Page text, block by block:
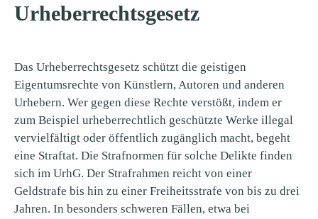
Urheberrechtsgesetz
Das Urheberrechtsgesetz schützt die geistigen
Eigentumsrechte von Künstlern, Autoren und anderen
Urhebern. Wer gegen diese Rechte verstößt, indem er
zum Beispiel urheberrechtlich geschützte Werke illegal
vervielfältigt oder öffentlich zugänglich macht, begeht
eine Straftat. Die Strafnormen für solche Delikte finden
sich im UrhG. Der Strafrahmen reicht von einer
Geldstrafe bis hin zu einer Freiheitsstrafe von bis zu drei
Jahren. In besonders schweren Fällen, etwa bei